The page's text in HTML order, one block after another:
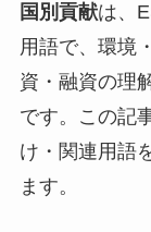
国別貢献は、
用語で、環境
資・融資の理
です。この記
け・関連用語
ます。